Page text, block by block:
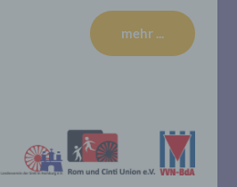
mehr ...